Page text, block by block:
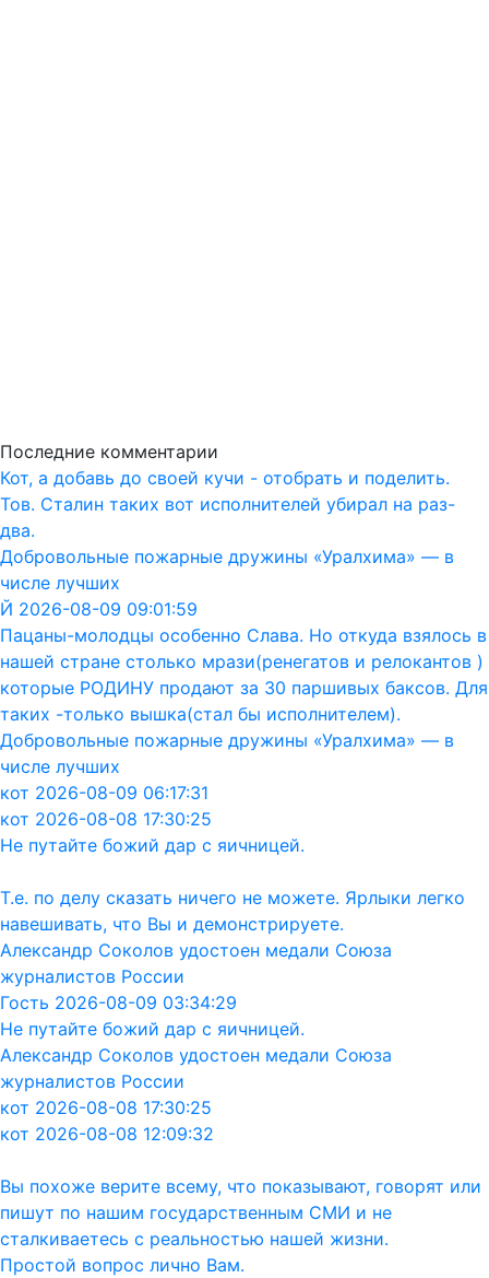
Последние комментарии
Кот, а добавь до своей кучи - отобрать и поделить.
Тов. Сталин таких вот исполнителей убирал на раз-
два.
Добровольные пожарные дружины «Уралхима» — в
числе лучших
Й 2026-08-09 09:01:59
Пацаны-молодцы особенно Слава. Но откуда взялось в
нашей стране столько мрази(ренегатов и релокантов )
которые РОДИНУ продают за 30 паршивых баксов. Для
таких -только вышка(стал бы исполнителем).
Добровольные пожарные дружины «Уралхима» — в
числе лучших
кот 2026-08-09 06:17:31
кот 2026-08-08 17:30:25
Не путайте божий дар с яичницей.
Т.е. по делу сказать ничего не можете. Ярлыки легко
навешивать, что Вы и демонстрируете.
Александр Соколов удостоен медали Союза
журналистов России
Гость 2026-08-09 03:34:29
Не путайте божий дар с яичницей.
Александр Соколов удостоен медали Союза
журналистов России
кот 2026-08-08 17:30:25
кот 2026-08-08 12:09:32
Вы похоже верите всему, что показывают, говорят или
пишут по нашим государственным СМИ и не
сталкиваетесь с реальностью нашей жизни.
Простой вопрос лично Вам.